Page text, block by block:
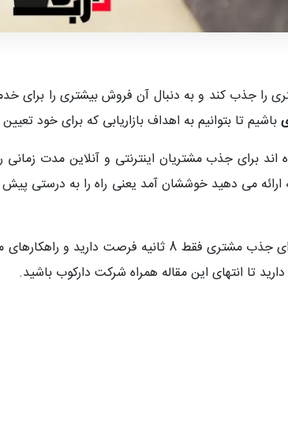
را جذب کند و به دنبال آن فروش بیشتری را برای
باشیم تا بتوانیم به اهداف بازاریابی که برای خود
برای جذب مشتریان اینترنتی و آنلاین مدت زمانی
در این مقاله قصد داریم که برای شما توضیح جامعی را از این جمله بدهیم که به
تا انتهای این مقاله همراه شرکت دارکوب باشید.